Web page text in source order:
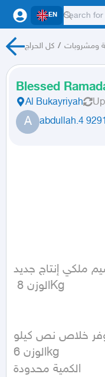
EN
كل الحراج / ومشروبات
Blessed
Al Bukayriyah
A abdullah.4
ملكي إنتاج جديد
خلاص نص كيلو
الوزن 6kg
الكمية محدودة